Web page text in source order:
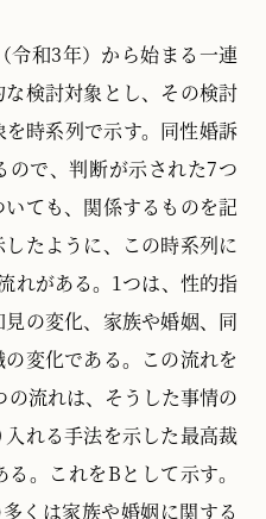
なく生来のものである
確認できる。この医学的
姻や同性婚に対する意識
の動向といった潮流も合
性愛者が少数者でありな
を普遍的に及ぼさなけれ
しするものと言えよう。
これまでに出された同性
し（非常に多くの事実が
めた）、大まかな時代変
よる憲法解釈手法につい
材料とする手法が、後掲
うした解釈方法は引き継
の流れの中にある。
者で触れたような事情
や国民意識の変化、諸外
令和3年）から始まる一連
検討対象とし、その検討
時系列で示す。同性婚訴
ので、判断が示された7つ
ても、関係するものを記
たように、この時系列に
れがある。1つは、性的指
の変化、家族や婚姻、同
変化である。この流れを
流れは、そうした事情の
れる手法を示した最高裁
。これをBとして示す。
くは家族や婚姻に関する